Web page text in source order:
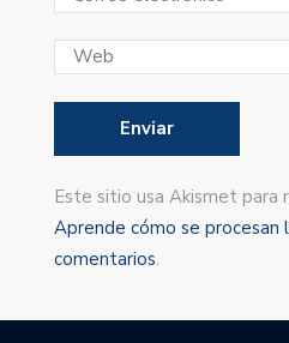
Este sitio usa Akismet para
Aprende cómo se procesan
comentarios.